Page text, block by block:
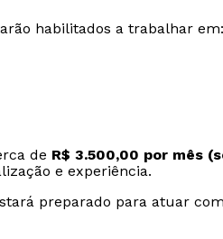
habilitados a trabalhar em:
de R$ 3.500,00 por mês
e experiência.
preparado para atuar